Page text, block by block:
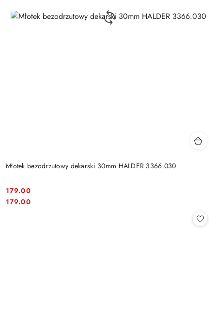
Młotek bezodrzutowy dekarski 30mm HALDER 3366.030
Cena:
179.00
Cena:
179.00